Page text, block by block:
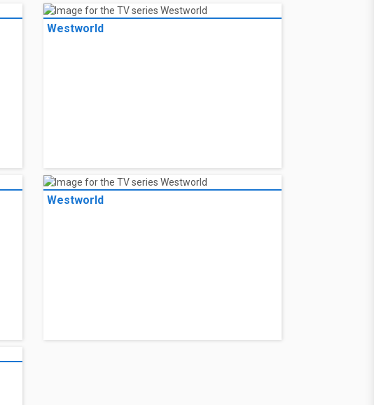
Westworld
Westworld